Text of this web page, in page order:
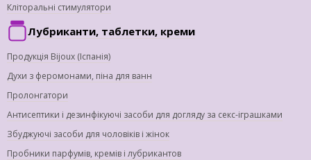
Кліторальні стимулятори
Лубриканти, таблетки, креми
Продукція Bijoux (Іспанія)
Духи з феромонами, піна для ванн
Пролонгатори
Антисептики і дезинфікуючі засоби для догляду за секс-іграшками
Збуджуючі засоби для чоловіків і жінок
Пробники парфумів, кремів і лубрикантов